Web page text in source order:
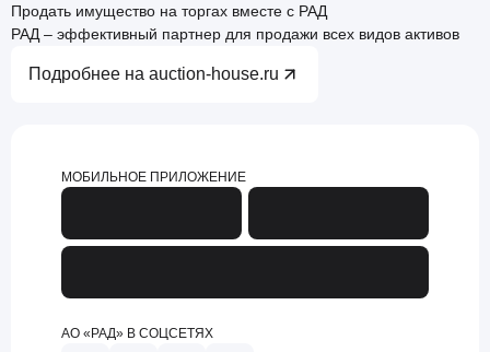
Продать имущество на торгах вместе с РАД
РАД – эффективный партнер для продажи всех видов активов
Подробнее на auction-house.ru
МОБИЛЬНОЕ ПРИЛОЖЕНИЕ
АО «РАД» В СОЦСЕТЯХ